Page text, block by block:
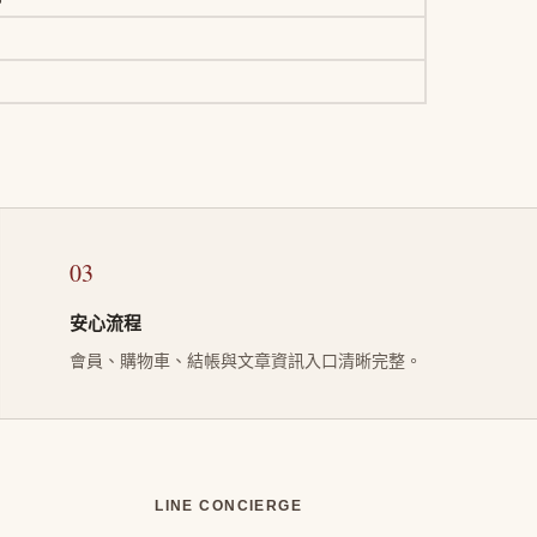
03
安心流程
會員、購物車、結帳與文章資訊入口清晰完整。
LINE CONCIERGE